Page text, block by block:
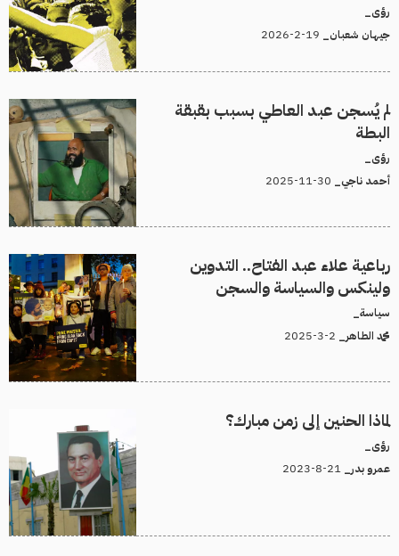
رؤى_
جيهان شعبان_
لم يُسجن عبد العاطي بسبب بقبقة
البطة
رؤى_
أحمد ناجي_
رباعية علاء عبد الفتاح.. التدوين
ولينكس والسياسة والسجن
سياسة_
محمد الطاهر_
لماذا الحنين إلى زمن مبارك؟
رؤى_
عمرو بدر_